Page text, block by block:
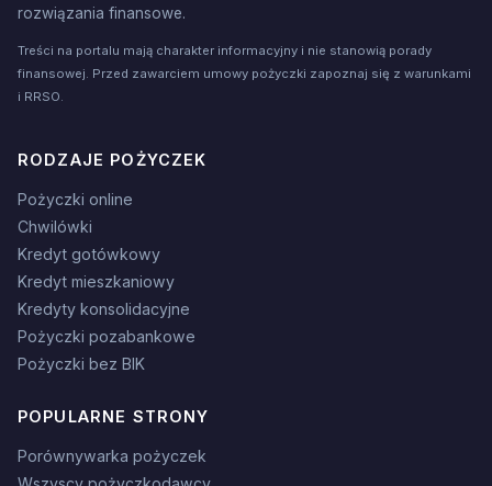
rozwiązania finansowe.
Treści na portalu mają charakter informacyjny i nie stanowią porady
finansowej. Przed zawarciem umowy pożyczki zapoznaj się z warunkami
i RRSO.
RODZAJE POŻYCZEK
Pożyczki online
Chwilówki
Kredyt gotówkowy
Kredyt mieszkaniowy
Kredyty konsolidacyjne
Pożyczki pozabankowe
Pożyczki bez BIK
POPULARNE STRONY
Porównywarka pożyczek